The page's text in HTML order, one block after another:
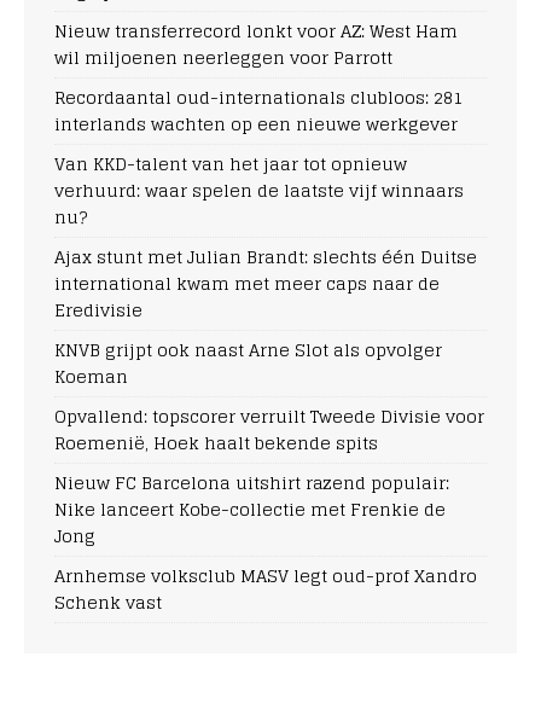
Nieuw transferrecord lonkt voor AZ: West Ham
wil miljoenen neerleggen voor Parrott
Recordaantal oud-internationals clubloos: 281
interlands wachten op een nieuwe werkgever
Van KKD-talent van het jaar tot opnieuw
verhuurd: waar spelen de laatste vijf winnaars
nu?
Ajax stunt met Julian Brandt: slechts één Duitse
international kwam met meer caps naar de
Eredivisie
KNVB grijpt ook naast Arne Slot als opvolger
Koeman
Opvallend: topscorer verruilt Tweede Divisie voor
Roemenië, Hoek haalt bekende spits
Nieuw FC Barcelona uitshirt razend populair:
Nike lanceert Kobe-collectie met Frenkie de
Jong
Arnhemse volksclub MASV legt oud-prof Xandro
Schenk vast